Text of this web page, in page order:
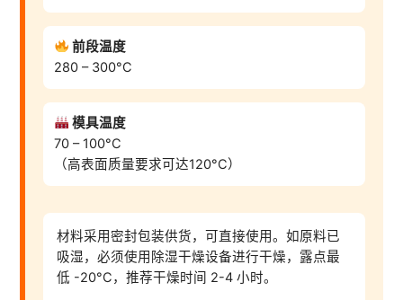
前段温度
280 – 300°C
模具温度
70 – 100°C
（高表面质量要求可达120°C）
材料采用密封包装供货，可直接使用。如原料已
吸湿，必须使用除湿干燥设备进行干燥，露点最
低 -20°C，推荐干燥时间 2-4 小时。